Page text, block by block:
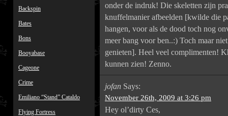
Backspin
Bates
Bons
Booyabase
Cageone
Crime
Emiliano “Stand” Cataldo
Flying Fortress
onder de indruk! Die skeletten zijn
knuffelmanier afbeelden [kwilde die
hangen, voor als de dood toch nog
meer bang voor ben..:) Toch maar
genieten]. Heel veel complimenten!
kunnen zien! Zenno.
jofan Says:
November 26th, 2009 at 3:26 pm
Hey ol’dirty Ces,